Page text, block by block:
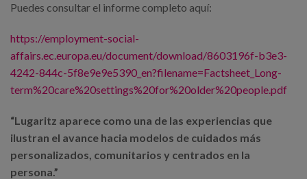
Puedes consultar el informe completo aquí:
https://employment-social-
affairs.ec.europa.eu/document/download/8603196f-b3e3-
4242-844c-5f8e9e9e5390_en?filename=Factsheet_Long-
term%20care%20settings%20for%20older%20people.pdf
“Lugaritz aparece como una de las experiencias que
ilustran el avance hacia modelos de cuidados más
personalizados, comunitarios y centrados en la
persona.”